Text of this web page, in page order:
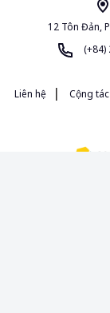
12 Tôn Đản,
(+84)
Liên hệ
| Cộng